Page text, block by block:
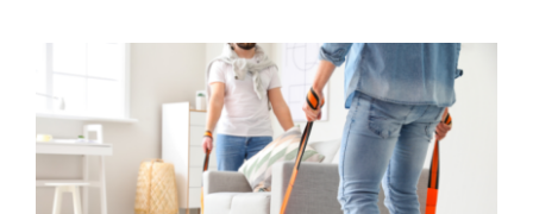
Larger
Image